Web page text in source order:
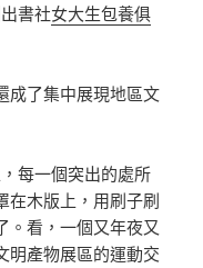
書社女大生包養俱
成了集中展現地區文
每一個突出的處所
在木版上，用刷子刷
。看，一個又年夜又
明產物展區的運動交